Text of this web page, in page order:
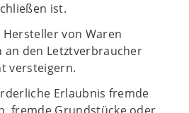
ist.
von Waren
an den Letztverbraucher
versteigern.
Erlaubnis fremde